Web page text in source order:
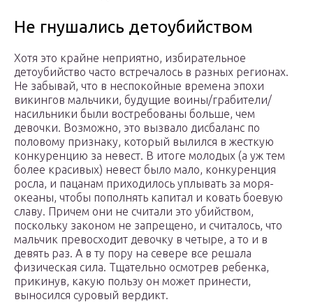
Не гнушались детоубийством
Хотя это крайне неприятно, избирательное
детоубийство часто встречалось в разных регионах.
Не забывай, что в неспокойные времена эпохи
викингов мальчики, будущие воины/грабители/
насильники были востребованы больше, чем
девочки. Возможно, это вызвало дисбаланс по
половому признаку, который вылился в жесткую
конкуренцию за невест. В итоге молодых (а уж тем
более красивых) невест было мало, конкуренция
росла, и пацанам приходилось уплывать за моря-
океаны, чтобы пополнять капитал и ковать боевую
славу. Причем они не считали это убийством,
поскольку законом не запрещено, и считалось, что
мальчик превосходит девочку в четыре, а то и в
девять раз. А в ту пору на севере все решала
физическая сила. Тщательно осмотрев ребенка,
прикинув, какую пользу он может принести,
выносился суровый вердикт.